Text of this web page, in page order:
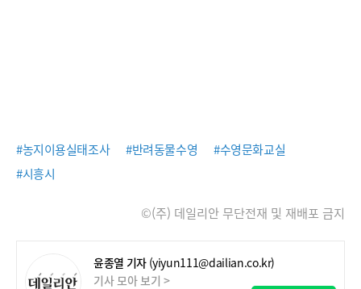
#농지이용실태조사 #반려동물수영
#수영문화교실
#시흥시
©(주) 데일리안 무단전재 및 재배포 금지
윤종열 기자 (yiyun111@dailian.co.kr)
기사 모아 보기 >